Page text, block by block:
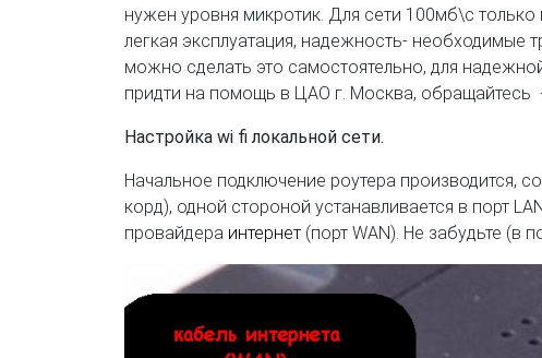
нужен уровня микротик. Для сети 100мб\с только
легкая эксплуатация, надежность- необходимые
можно сделать это самостоятельно, для
придти на помощь в ЦАО г. Москва, обращайтесь
Настройка wi fi локальной сети.
Начальное подключение роутера производится,
корд), одной стороной устанавливается в порт
провайдера интернет (порт WAN). Не забудьте (в